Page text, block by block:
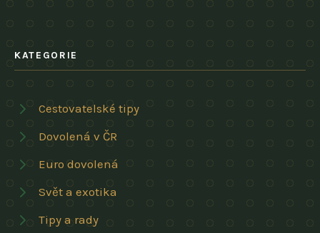
KATEGORIE
Cestovatelské tipy
Dovolená v ČR
Euro dovolená
Svět a exotika
Tipy a rady